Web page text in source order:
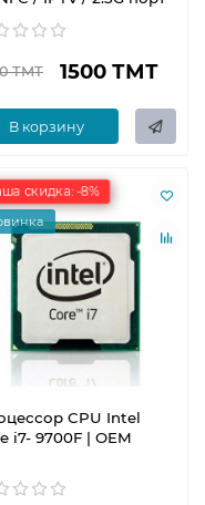
ТМТ 1500 ТМТ
В корзину
скидка: -8%
CPU Intel
i7- 9700F | OEM